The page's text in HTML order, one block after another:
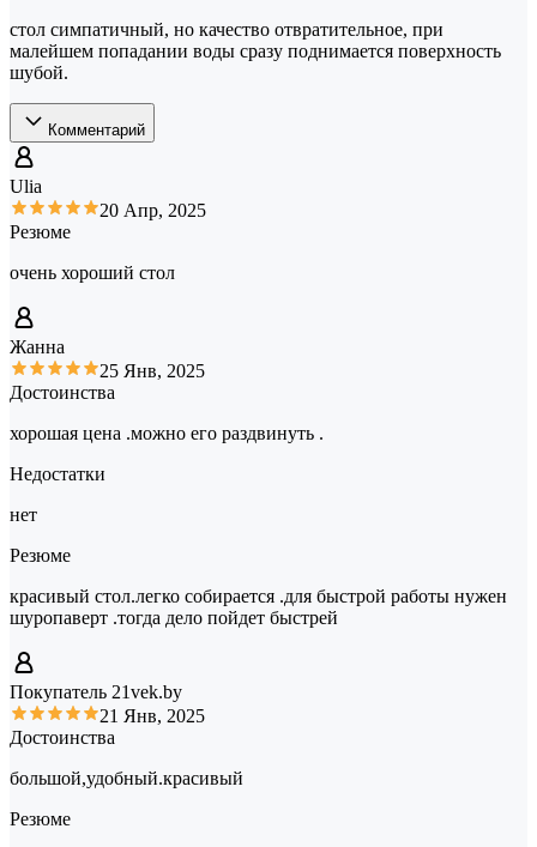
стол симпатичный, но качество отвратительное, при
малейшем попадании воды сразу поднимается поверхность
шубой.
Комментарий
Ulia
20 Апр, 2025
Резюме
очень хороший стол
Жанна
25 Янв, 2025
Достоинства
хорошая цена .можно его раздвинуть .
Недостатки
нет
Резюме
красивый стол.легко собирается .для быстрой работы нужен
шуропаверт .тогда дело пойдет быстрей
Покупатель 21vek.by
21 Янв, 2025
Достоинства
большой,удобный.красивый
Резюме